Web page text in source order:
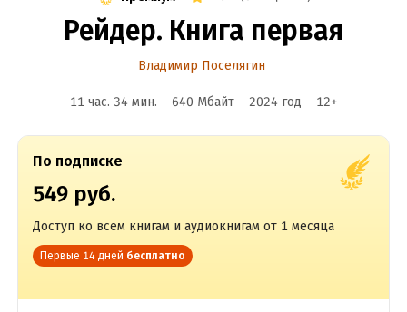
Рейдер. Книга первая
Владимир Поселягин
11 час. 34 мин. 640 Мбайт 2024 год 12+
По подписке
549 руб.
Доступ ко всем книгам и аудиокнигам от 1 месяца
Первые 14 дней бесплатно